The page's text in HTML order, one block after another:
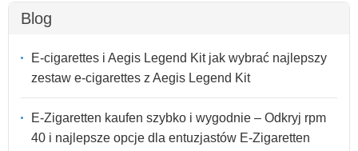
Blog
E-cigarettes i Aegis Legend Kit jak wybrać najlepszy
zestaw e-cigarettes z Aegis Legend Kit
E-Zigaretten kaufen szybko i wygodnie – Odkryj rpm
40 i najlepsze opcje dla entuzjastów E-Zigaretten